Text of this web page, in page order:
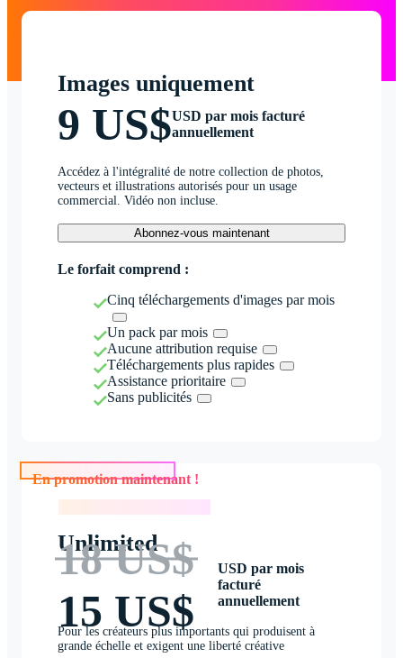
Images uniquement
9 US$USD par mois facturé
annuellement
Accédez à l'intégralité de notre collection de photos,
vecteurs et illustrations autorisés pour un usage
commercial. Vidéo non incluse.
Abonnez-vous maintenant
Le forfait comprend :
Cinq téléchargements d'images par mois
Un pack par mois
Aucune attribution requise
Téléchargements plus rapides
Assistance prioritaire
Sans publicités
En promotion maintenant !
Unlimited
18 US$
15 US$
USD par mois
facturé
annuellement
Pour les créateurs plus importants qui produisent à
grande échelle et exigent une liberté créative